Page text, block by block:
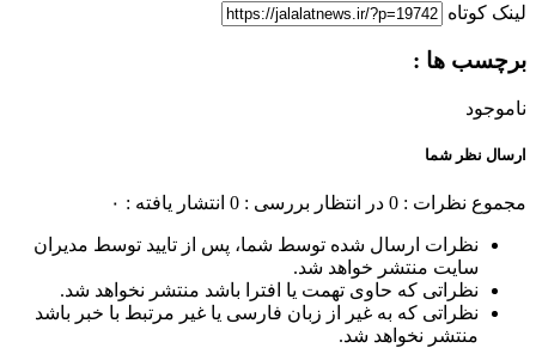
لینک کوتاه
برچسب ها :
ناموجود
ارسال نظر شما
مجموع نظرات : 0 در انتظار بررسی : 0 انتشار یافته : ۰
نظرات ارسال شده توسط شما، پس از تایید توسط مدیران
سایت منتشر خواهد شد.
نظراتی که حاوی تهمت یا افترا باشد منتشر نخواهد شد.
نظراتی که به غیر از زبان فارسی یا غیر مرتبط با خبر باشد
منتشر نخواهد شد.